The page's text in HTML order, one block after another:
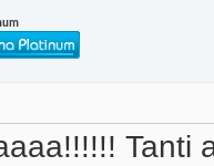
Tanti